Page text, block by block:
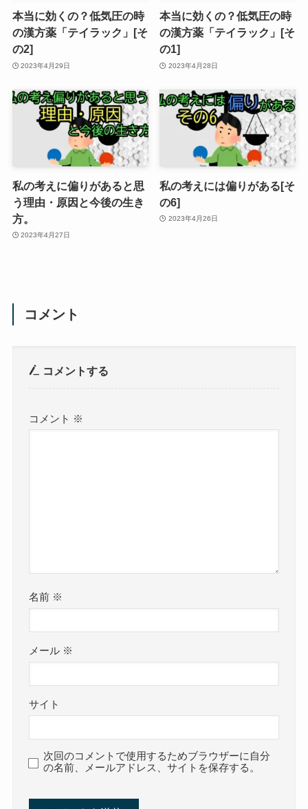
本当に効くの？低気圧の時
の漢方薬「テイラック」[そ
の2]
2023年4月29日
本当に効くの？低気圧の時
の漢方薬「テイラック」[そ
の1]
2023年4月28日
私の考えに偏りがあると思
う理由・原因と今後の生き
方。
2023年4月27日
私の考えには偏りがある[そ
の6]
2023年4月26日
コメント
コメントする
コメント ※
名前 ※
メール ※
サイト
次回のコメントで使用するためブラウザーに自分
の名前、メールアドレス、サイトを保存する。